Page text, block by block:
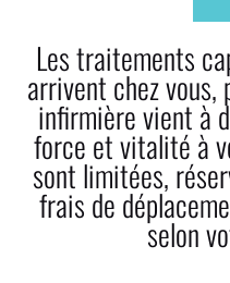
Facebook
LinkedIn
4
Les traitements
arrivent chez vous,
infirmière vient à
force et vitalité à
sont limitées,
frais de
selon